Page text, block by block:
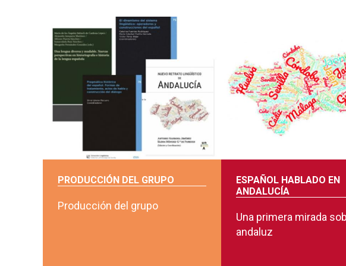
PRODUCCIÓN DEL GRUPO
Producción del grupo
ESPAÑOL HABLADO EN
ANDALUCÍA
Una primera mirada
andaluz